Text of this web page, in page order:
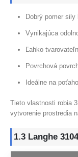
Dobrý pomer sily
Vynikajúca
Ľahko
Povrchová
Ideálne na
Tieto vlastnosti robia
vytvorenie prostredia
1.3 Langhe